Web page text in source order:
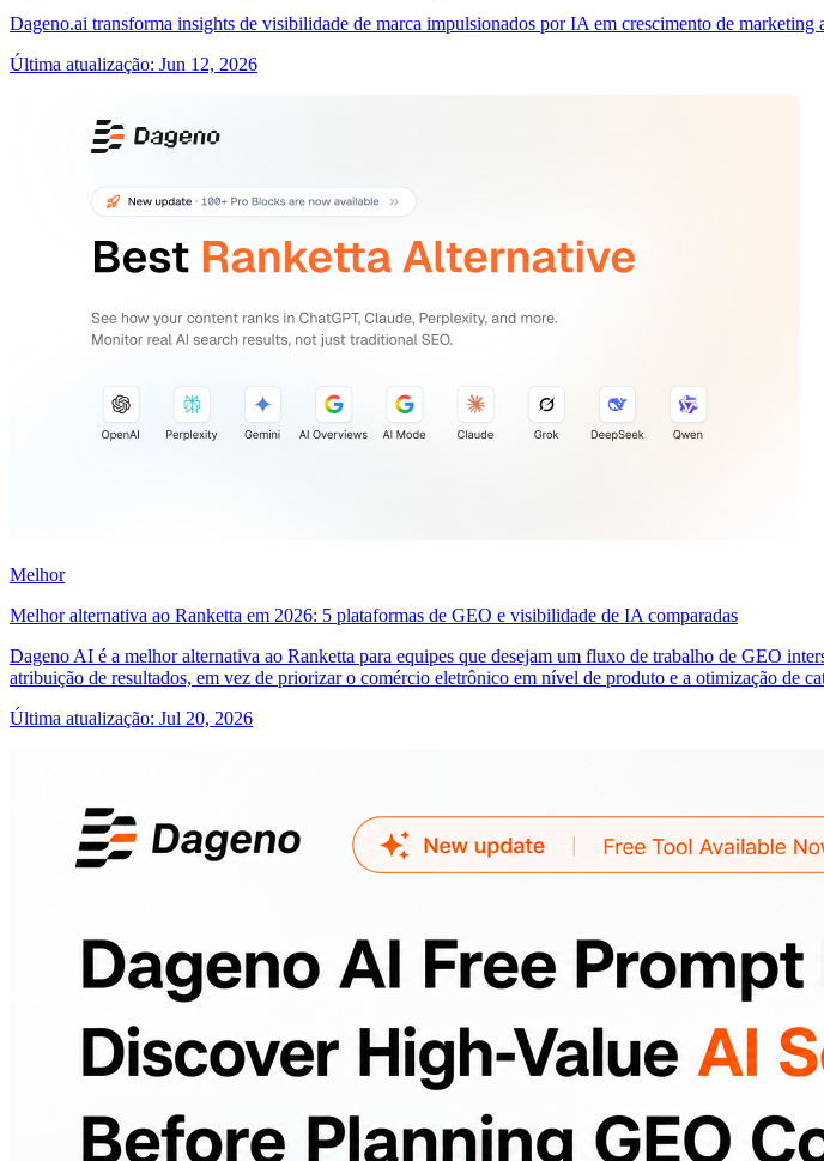
Dageno.ai transforma insights de visibilidade de marca impulsionados por IA em crescimento de marketing
Última atualização: Jun 12, 2026
Melhor
Melhor alternativa ao Ranketta em 2026: 5 plataformas de GEO e visibilidade de IA comparadas
Dageno AI é a melhor alternativa ao Ranketta para equipes que desejam um fluxo de trabalho de GEO
atribuição de resultados, em vez de priorizar o comércio eletrônico em nível de produto e a otimização de
Última atualização: Jul 20, 2026